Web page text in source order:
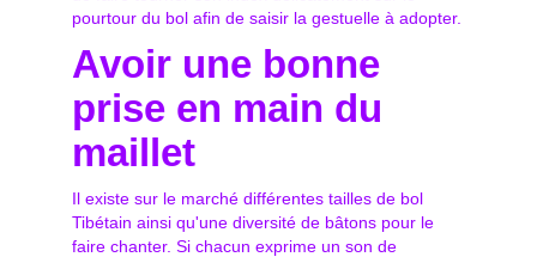
pourtour du bol afin de saisir la gestuelle à adopter.
Avoir une bonne
prise en main du
maillet
Il existe sur le marché différentes tailles de bol
Tibétain ainsi qu'une diversité de bâtons pour le
faire chanter. Si chacun exprime un son de